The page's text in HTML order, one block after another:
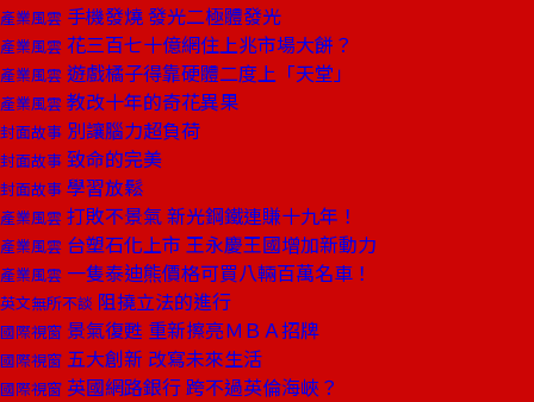
產業風雲 手機發燒 發光二極體發光
產業風雲 花三百七十億網住上兆市場大餅？
產業風雲 遊戲橘子得靠硬體二度上「天堂」
產業風雲 教改十年的奇花異果
封面故事 別讓腦力超負荷
封面故事 致命的完美
封面故事 學習放鬆
產業風雲 打敗不景氣 新光鋼鐵連賺十九年！
產業風雲 台塑石化上市 王永慶王國增加新動力
產業風雲 一隻泰迪熊價格可買八輛百萬名車！
英文無所不談 阻撓立法的進行
國際視窗 景氣復甦 重新擦亮ＭＢＡ招牌
國際視窗 五大創新 改寫未來生活
國際視窗 英國網路銀行 跨不過英倫海峽？